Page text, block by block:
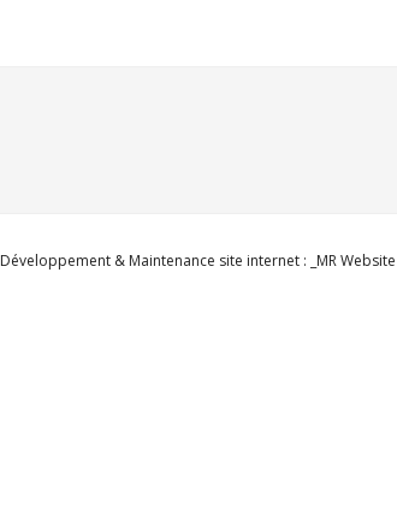
Développement & Maintenance site internet : _MR Website